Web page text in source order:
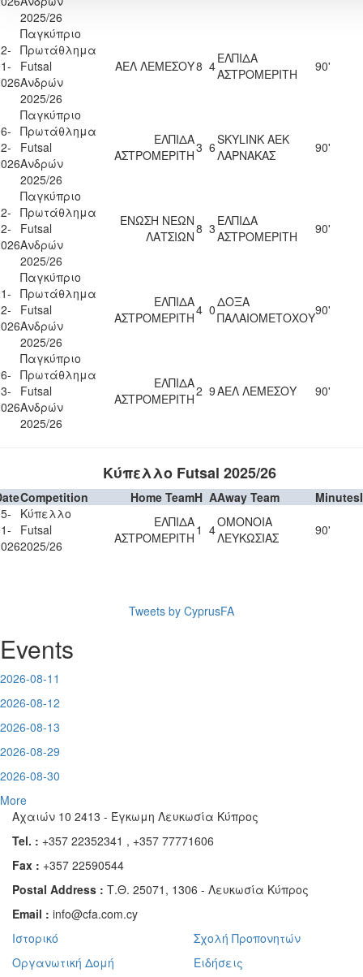
2025/26
Παγκύπριο
Πρωτάθλημα
Futsal
Ανδρών
2025/26
ΑΕΛ ΛΕΜΕΣΟΥ8 4ΕΛΠΙΔΑ
ΑΣΤΡΟΜΕΡΙΤΗ
90'
Παγκύπριο
Πρωτάθλημα
Futsal
Ανδρών
2025/26
ΕΛΠΙΔΑ
ΑΣΤΡΟΜΕΡΙΤΗ3 6SKYLINK ΑΕΚ
ΛΑΡΝΑΚΑΣ
90'
Παγκύπριο
Πρωτάθλημα
Futsal
Ανδρών
2025/26
ΕΝΩΣΗ ΝΕΩΝ
ΛΑΤΣΙΩΝ8 3 ΕΛΠΙΔΑ
ΑΣΤΡΟΜΕΡΙΤΗ
90'
Παγκύπριο
Πρωτάθλημα
Futsal
Ανδρών
2025/26
ΕΛΠΙΔΑ
ΑΣΤΡΟΜΕΡΙΤΗ4 0ΔΟΞΑ
ΠΑΛΑΙΟΜΕΤΟΧΟΥ90'
Παγκύπριο
Πρωτάθλημα
Futsal
Ανδρών
2025/26
ΕΛΠΙΔΑ
ΑΣΤΡΟΜΕΡΙΤΗ2 9ΑΕΛ ΛΕΜΕΣΟΥ 90'
Κύπελλο Futsal 2025/26
Competition Home TeamH AAway Team Minutes
Κύπελλο
Futsal
2025/26
ΕΛΠΙΔΑ
ΑΣΤΡΟΜΕΡΙΤΗ 1 4ΟΜΟΝΟΙΑ
ΛΕΥΚΩΣΙΑΣ
90'
Tweets by CyprusFA
Events
2026-08-11
2026-08-12
2026-08-13
2026-08-29
2026-08-30
More
Αχαιών 10 2413 - Έγκωμη Λευκωσία Κύπρος
Tel. : +357 22352341 , +357 77771606
Fax : +357 22590544
Postal Address : Τ.Θ. 25071, 1306 - Λευκωσία Κύπρος
Email : info@cfa.com.cy
Ιστορικό
Οργανωτική Δομή
Σχολή Προπονητών
Ειδήσεις